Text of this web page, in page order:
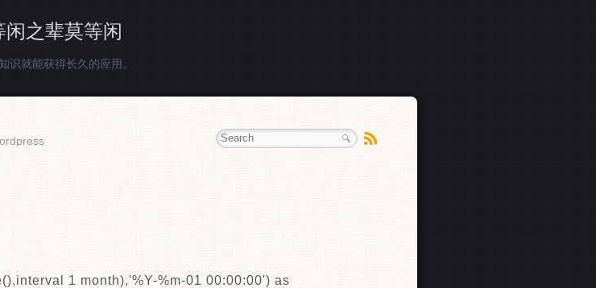
闲之辈莫等闲
识就能获得长久的应用。
1 month),'%Y-%m-01 00:00:00') as